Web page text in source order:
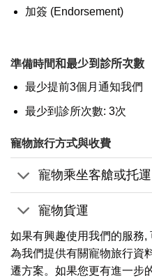
加簽 (Endorsement)
準備時間和最少到診所次數
最少提前3個月通知我們
最少到診所次數: 3次
寵物旅行方式與收費
寵物乘坐客艙或托運
寵物貨運
如果有興趣使用我們的服務,
為我們提供有關寵物旅行資
遷方案。如果您更有進一步